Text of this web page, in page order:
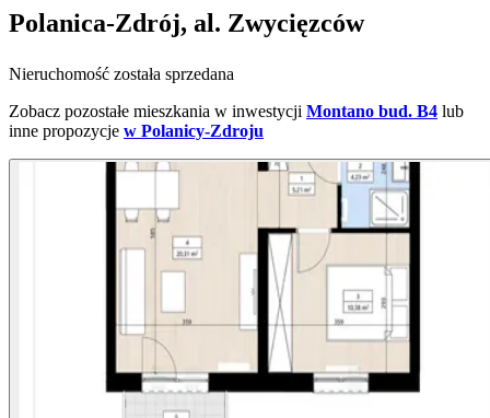
Polanica-Zdrój, al. Zwycięzców
Nieruchomość została sprzedana
Zobacz pozostałe mieszkania w inwestycji Montano bud. B4 lub
inne propozycje w Polanicy-Zdroju